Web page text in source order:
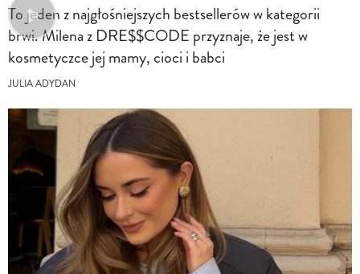
To jeden z najgłośniejszych bestsellerów w kategorii
brwi. Milena z DRE$$CODE przyznaje, że jest w
kosmetyczce jej mamy, cioci i babci
JULIA ADYDAN